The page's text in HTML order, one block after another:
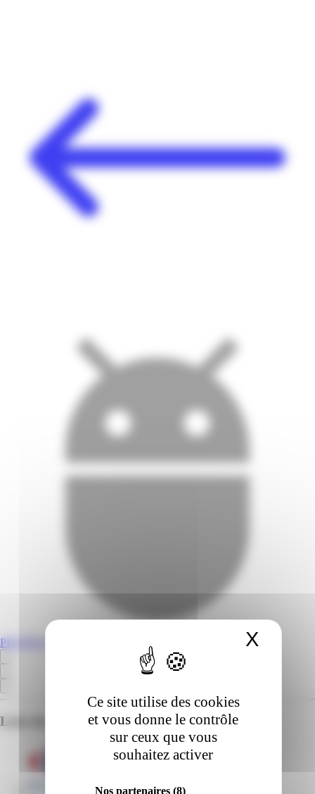
Ce site utilise des cookies
et vous donne le contrôle
sur ceux que vous
souhaitez activer
Nos partenaires (8)
X
PROMOS.GP
Liste des emplacements pour ce prospectus